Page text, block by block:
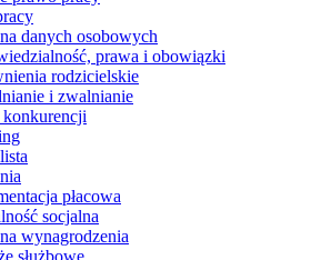
danych osobowych
prawa i obowiązki
rodzicielskie
i zwalnianie
konkurencji
płacowa
socjalna
wynagrodzenia
służbowe